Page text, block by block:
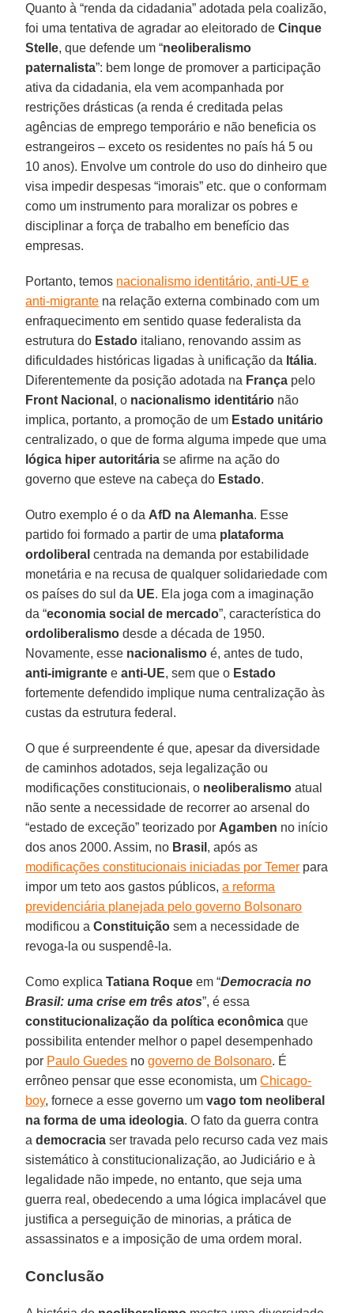
Quanto à “renda da cidadania” adotada pela coalizão,
foi uma tentativa de agradar ao eleitorado deCinque
Stelle, que defende um “neoliberalismo
paternalista”: bem longe de promover a participação
ativa da cidadania, ela vem acompanhada por
restrições drásticas (a renda é creditada pelas
agências de emprego temporário e não beneficia os
estrangeiros – exceto os residentes no país há 5 ou
10 anos). Envolve um controle do uso do dinheiro que
visa impedir despesas “imorais” etc. que o conformam
como um instrumento para moralizar os pobres e
disciplinar a força de trabalho em benefício das
empresas.
Portanto, temos nacionalismo identitário, anti-UE e
anti-migrante na relação externa combinado com um
enfraquecimento em sentido quase federalista da
estrutura do Estado italiano, renovando assim as
dificuldades históricas ligadas à unificação da Itália.
Diferentemente da posição adotada na França pelo
Front Nacional , o nacionalismo identitário não
implica, portanto, a promoção de um Estado unitário
centralizado, o que de forma alguma impede que uma
lógica hiper autoritária se afirme na ação do
governo que esteve na cabeça do Estado.
Outro exemplo é o da AfD na Alemanha. Esse
partido foi formado a partir de uma plataforma
ordoliberal centrada na demanda por estabilidade
monetária e na recusa de qualquer solidariedade com
os países do sul da UE. Ela joga com a imaginação
da “economia social de mercado”, característica do
ordoliberalismo desde a década de 1950.
Novamente, esse nacionalismoé, antes de tudo,
anti-imigrante eanti-UE, sem que o Estado
fortemente defendido implique numa centralização às
custas da estrutura federal.
O que é surpreendente é que, apesar da diversidade
de caminhos adotados, seja legalização ou
modificações constitucionais, o neoliberalismo atual
não sente a necessidade de recorrer ao arsenal do
“estado de exceção” teorizado por Agamben no início
dos anos 2000. Assim, no Brasil , após as
modificações constitucionais iniciadas por Temer para
impor um teto aos gastos públicos,a reforma
previdenciária planejada pelo governo Bolsonaro
modificou aConstituição sem a necessidade de
revoga-la ou suspendê-la.
Como explicaTatiana Roque em “Democracia no
Brasil: uma crise em três atos”, é essa
constitucionalização da política econômica que
possibilita entender melhor o papel desempenhado
por Paulo Guedes nogoverno de Bolsonaro. É
errôneo pensar que esse economista, umChicago-
boy, fornece a esse governo umvago tom neoliberal
na forma de uma ideologia. O fato da guerra contra
ademocracia ser travada pelo recurso cada vez mais
sistemático à constitucionalização, ao Judiciário e à
legalidade não impede, no entanto, que seja uma
guerra real, obedecendo a uma lógica implacável que
justifica a perseguição de minorias, a prática de
assassinatos e a imposição de uma ordem moral.
Conclusão